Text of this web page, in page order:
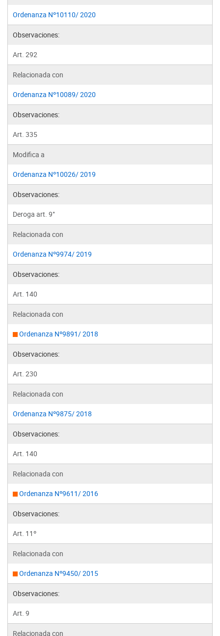
Ordenanza Nº10110/ 2020
Observaciones:
Art. 292
Relacionada con
Ordenanza Nº10089/ 2020
Observaciones:
Art. 335
Modifica a
Ordenanza Nº10026/ 2019
Observaciones:
Deroga art. 9°
Relacionada con
Ordenanza Nº9974/ 2019
Observaciones:
Art. 140
Relacionada con
Ordenanza Nº9891/ 2018
Observaciones:
Art. 230
Relacionada con
Ordenanza Nº9875/ 2018
Observaciones:
Art. 140
Relacionada con
Ordenanza Nº9611/ 2016
Observaciones:
Art. 11º
Relacionada con
Ordenanza Nº9450/ 2015
Observaciones:
Art. 9
Relacionada con